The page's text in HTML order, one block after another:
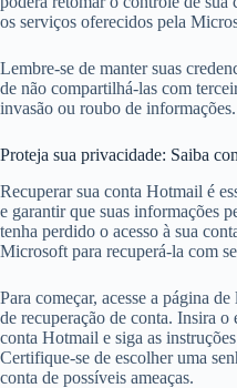
os serviços oferecidos pela
Lembre-se de manter suas
de não compartilhá-las com
invasão ou roubo de informações.
Proteja sua privacidade: Saiba
Recuperar sua conta Hotmail é
e garantir que suas informações
tenha perdido o acesso à sua
Microsoft para recuperá-la com
Para começar, acesse a página
de recuperação de conta. Insira o
conta Hotmail e siga as
Certifique-se de escolher uma
conta de possíveis ameaças.